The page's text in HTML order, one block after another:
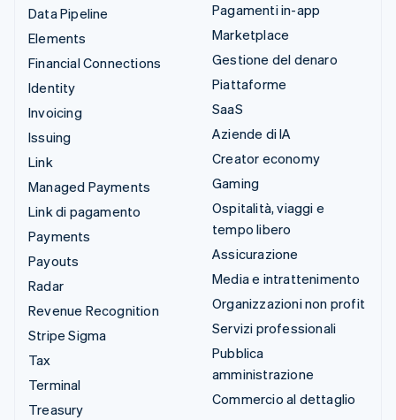
Data Pipeline
Elements
Financial Connections
Identity
Invoicing
Issuing
Link
Managed Payments
Link di pagamento
Payments
Payouts
Radar
Revenue Recognition
Stripe Sigma
Tax
Terminal
Treasury
Pagamenti in-app
Marketplace
Gestione del denaro
Piattaforme
SaaS
Aziende di IA
Creator economy
Gaming
Ospitalità, viaggi e
tempo libero
Assicurazione
Media e intrattenimento
Organizzazioni non profit
Servizi professionali
Pubblica
amministrazione
Commercio al dettaglio